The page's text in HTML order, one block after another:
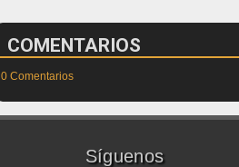
COMENTARIOS
0 Comentarios
Síguenos